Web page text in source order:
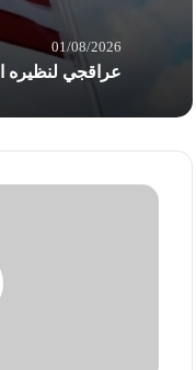
01/08/2026